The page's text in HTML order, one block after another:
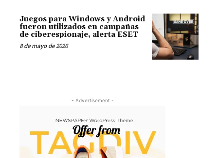
Juegos para Windows y Android
fueron utilizados en campañas
de ciberespionaje, alerta ESET
8 de mayo de 2026
- Advertisement -